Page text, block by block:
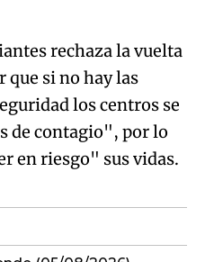
rechaza la vuelta
que si no hay las
los centros se
de contagio", por lo
en riesgo" sus vidas.